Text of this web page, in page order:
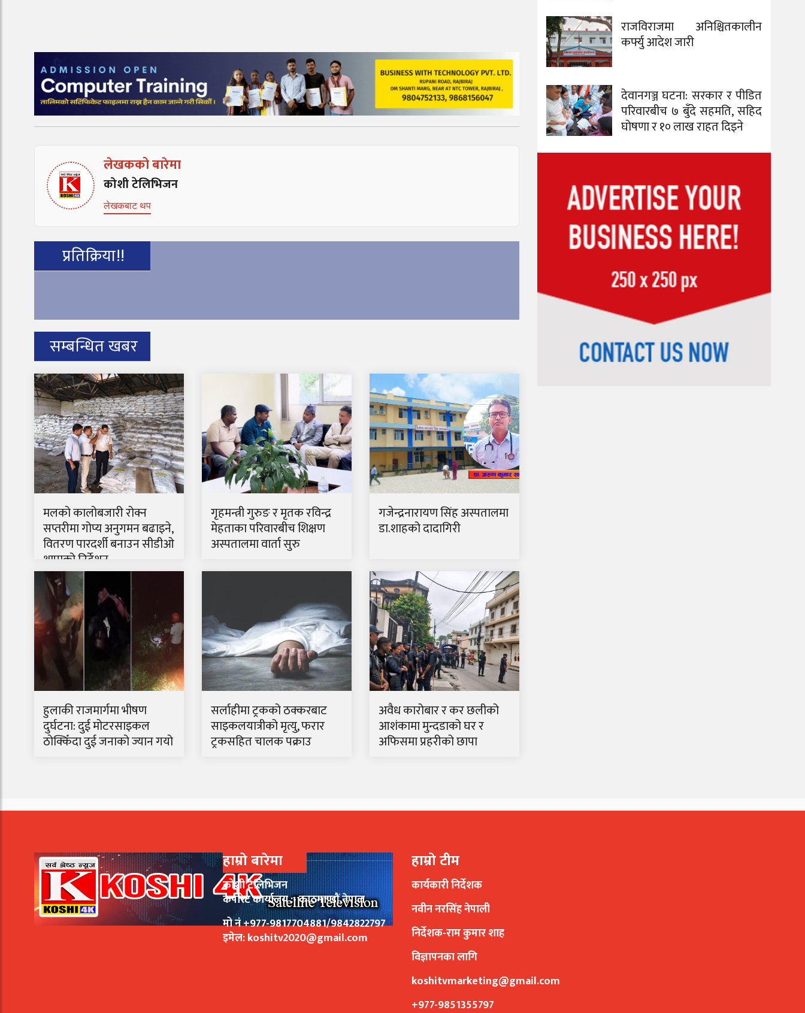
लेखकको बारेमा
कोशी टेलिभिजन
लेखकबाट थप
प्रतिक्रिया!!
सम्बन्धित खबर
मलको कालोबजारी रोक्न
सप्तरीमा गोप्य अनुगमन बढाइने,
वितरण पारदर्शी बनाउन सीडीओ
थापाको निर्देशन
गृहमन्त्री गुरुङ र मृतक रविन्द्र
मेहताका परिवारबीच शिक्षण
अस्पतालमा वार्ता सुरु
गजेन्द्रनारायण सिंह अस्पतालमा
डा.शाहको दादागिरी
हुलाकी राजमार्गमा भीषण
दुर्घटना: दुई मोटरसाइकल
ठोक्किँदा दुई जनाको ज्यान गयो
सर्लाहीमा ट्रकको ठक्करबाट
साइकलयात्रीको मृत्यु, फरार
ट्रकसहित चालक पक्राउ
अवैध कारोबार र कर छलीको
आशंकामा मुन्दडाको घर र
अफिसमा प्रहरीको छापा
राजविराजमा अनिश्चितकालीन
कर्फ्यु आदेश जारी
देवानगञ्ज घटना: सरकार र पीडित
परिवारबीच ७ बुँदे सहमति, सहिद
घोषणा र १० लाख राहत दिइने
हाम्रो बारेमा
कोशी टेलिभिजन
कर्पोरेट कार्यालय :- काठमाण्डौं,नेपाल
मो नं +977-9817704881/9842822797
इमेल:koshitv2020@gmail.com
हाम्रो टीम
कार्यकारी निर्देशक
नवीन नरसिंह नेपाली
निर्देशक-राम कुमार शाह
विज्ञापनका लागि
koshitvmarketing@gmail.com
+977-9851355797